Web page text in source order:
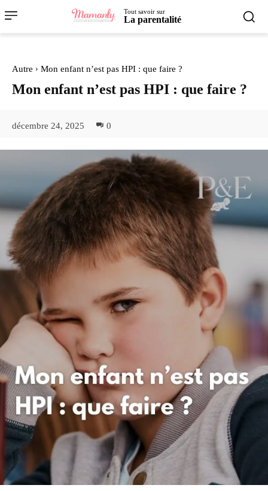
Tout savoir sur
La parentalité
Autre Mon enfant n’est pas HPI : que faire ?
Mon enfant n’est pas HPI : que faire ?
décembre 24, 2025 0